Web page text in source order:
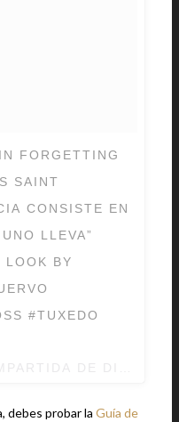
FORGETTING
SAINT
CONSISTE EN
LLEVA”
LOOK BY
#TUXEDO
debes probar la Guía de